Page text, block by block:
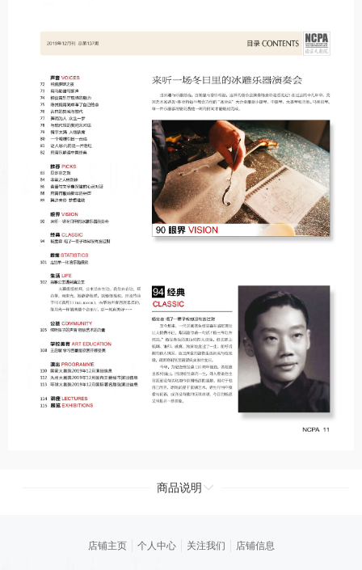
商品说明
店铺主页 个人中心 关注我们 店铺信息